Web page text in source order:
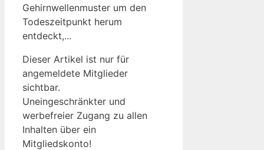
Gehirnwellenmuster um den
Todeszeitpunkt herum
entdeckt,...
Dieser Artikel ist nur für
angemeldete Mitglieder
sichtbar.
Uneingeschränkter und
werbefreier Zugang zu allen
Inhalten über ein
Mitgliedskonto!